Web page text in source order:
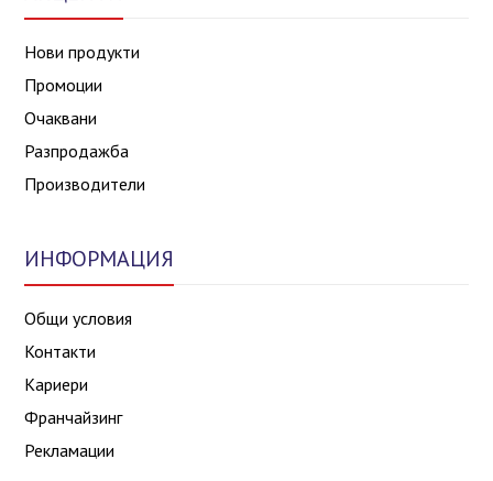
Нови продукти
Промоции
Очаквани
Разпродажба
Производители
ИНФОРМАЦИЯ
Общи условия
Контакти
Кариери
Франчайзинг
Рекламации